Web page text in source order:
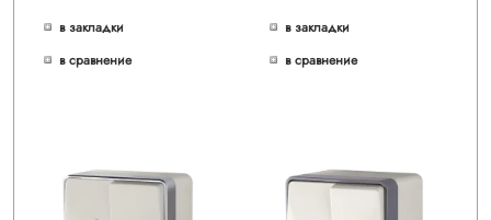
в закладки
в сравнение
в закладки
в сравнение